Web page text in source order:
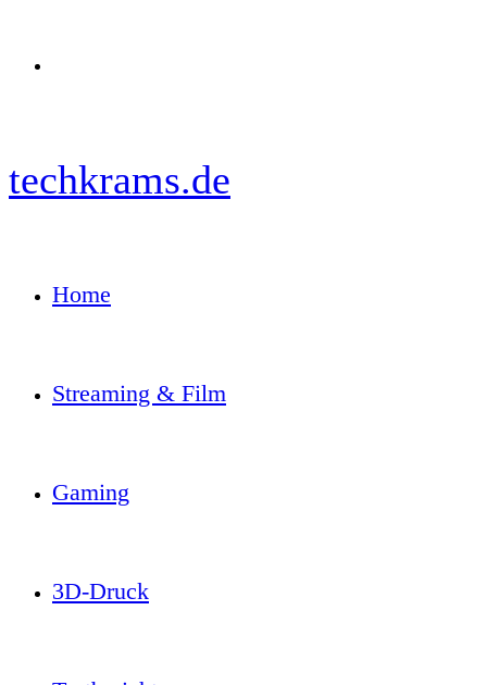
techkrams.de
Home
Streaming & Film
Gaming
3D-Druck